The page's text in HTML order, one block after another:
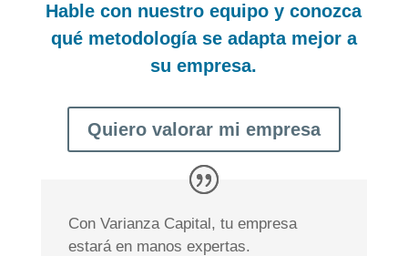
Hable con nuestro equipo y conozca
qué metodología se adapta mejor a
su empresa.
Quiero valorar mi empresa
Con Varianza Capital, tu empresa
estará en manos expertas.